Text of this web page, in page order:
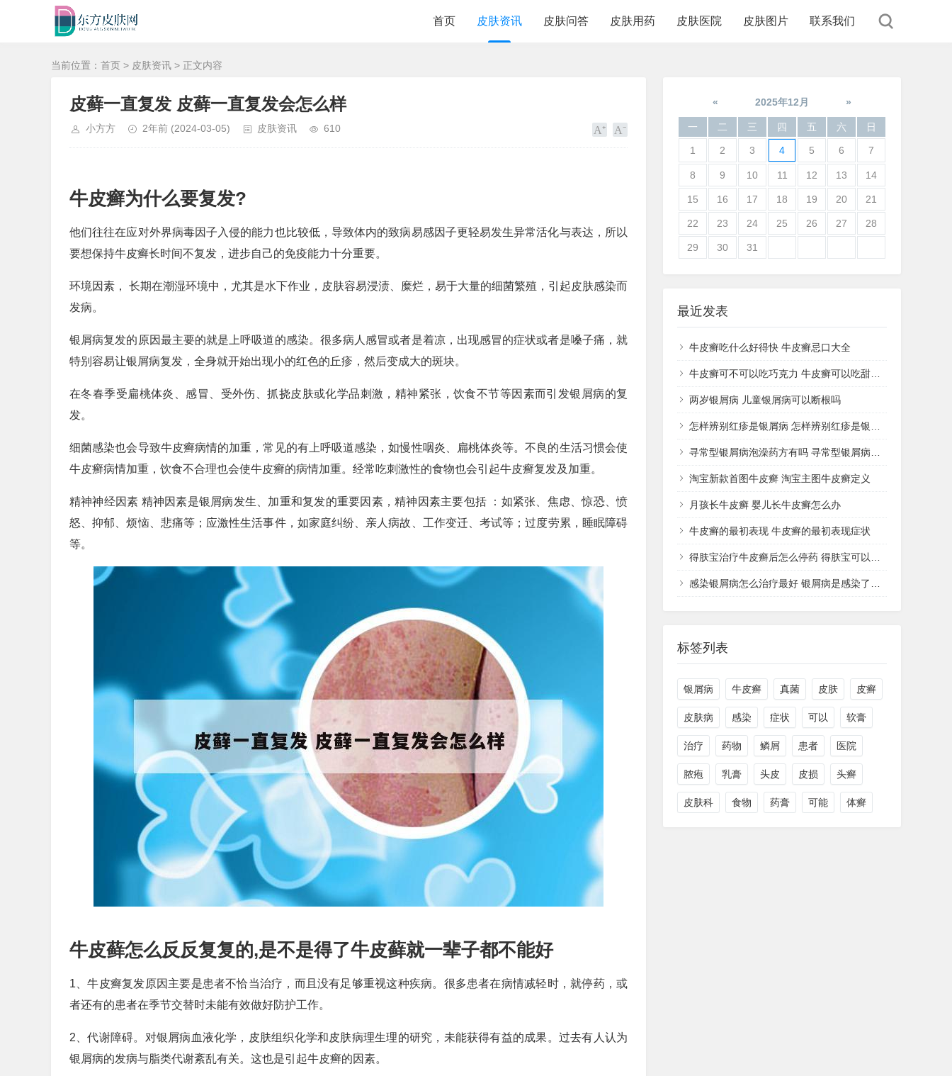
首页 皮肤资讯 皮肤问答 皮肤用药 皮肤医院 皮肤图片 联系我们
当前位置： 首页 > 皮肤资讯 > 正文内容
皮藓一直复发 皮藓一直复发会怎么样
小方方 2年前 (2024-03-05) 皮肤资讯 610
牛皮癣为什么要复发?
他们往往在应对外界病毒因子入侵的能力也比较低，导致体内的致病易感因子更轻易发生异常活化与表达，所以
要想保持牛皮癣长时间不复发，进步自己的免疫能力十分重要。
环境因素， 长期在潮湿环境中，尤其是水下作业，皮肤容易浸渍、糜烂，易于大量的细菌繁殖，引起皮肤感染而
发病。
银屑病复发的原因最主要的就是上呼吸道的感染。很多病人感冒或者是着凉，出现感冒的症状或者是嗓子痛，就
特别容易让银屑病复发，全身就开始出现小的红色的丘疹，然后变成大的斑块。
在冬春季受扁桃体炎、感冒、受外伤、抓挠皮肤或化学品刺激，精神紧张，饮食不节等因素而引发银屑病的复
发。
细菌感染也会导致牛皮癣病情的加重，常见的有上呼吸道感染，如慢性咽炎、扁桃体炎等。不良的生活习惯会使
牛皮癣病情加重，饮食不合理也会使牛皮癣的病情加重。经常吃刺激性的食物也会引起牛皮癣复发及加重。
精神神经因素 精神因素是银屑病发生、加重和复发的重要因素，精神因素主要包括 ：如紧张、焦虑、惊恐、愤
怒、抑郁、烦恼、悲痛等；应激性生活事件，如家庭纠纷、亲人病故、工作变迁、考试等；过度劳累，睡眠障碍
等。
牛皮藓怎么反反复复的,是不是得了牛皮藓就一辈子都不能好
1、牛皮癣复发原因主要是患者不恰当治疗，而且没有足够重视这种疾病。很多患者在病情减轻时，就停药，或
者还有的患者在季节交替时未能有效做好防护工作。
2、代谢障碍。对银屑病血液化学，皮肤组织化学和皮肤病理生理的研究，未能获得有益的成果。过去有人认为
银屑病的发病与脂类代谢紊乱有关。这也是引起牛皮癣的因素。
« 2025年12月 »
一 二 三 四 五 六 日
1 2 3 4 5 6 7
8 9 10 11 12 13 14
15 16 17 18 19 20 21
22 23 24 25 26 27 28
29 30 31
最近发表
牛皮癣吃什么好得快 牛皮癣忌口大全
牛皮癣可不可以吃巧克力 牛皮癣可以吃甜品吗
两岁银屑病 儿童银屑病可以断根吗
怎样辨别红疹是银屑病 怎样辨别红疹是银屑病还是湿疹
寻常型银屑病泡澡药方有吗 寻常型银屑病用什么药洗
淘宝新款首图牛皮癣 淘宝主图牛皮癣定义
月孩长牛皮癣 婴儿长牛皮癣怎么办
牛皮癣的最初表现 牛皮癣的最初表现症状
得肤宝治疗牛皮癣后怎么停药 得肤宝可以治疗湿疹吗
感染银屑病怎么治疗最好 银屑病是感染了什么病菌
标签列表
银屑病 牛皮癣 真菌 皮肤 皮癣
皮肤病 感染 症状 可以 软膏
治疗 药物 鳞屑 患者 医院
脓疱 乳膏 头皮 皮损 头癣
皮肤科 食物 药膏 可能 体癣